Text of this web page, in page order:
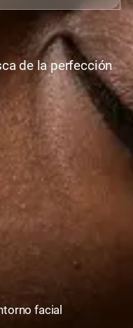
de la perfección
facial